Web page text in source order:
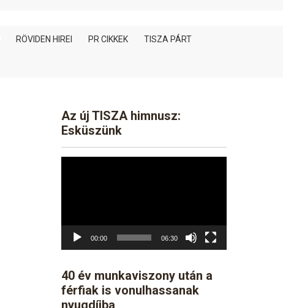
RÖVIDEN HIREI PR CIKKEK TISZA PÁRT
Az új TISZA himnusz:
Esküszünk
00:00 06:30
40 év munkaviszony után a
férfiak is vonulhassanak
nyugdíjba